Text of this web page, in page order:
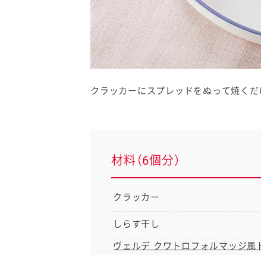
クラッカーにスプレッドをぬって焼く
材料（6個分）
クラッカー
しらす干し
ヴェルデ クワトロフォルマッジ風